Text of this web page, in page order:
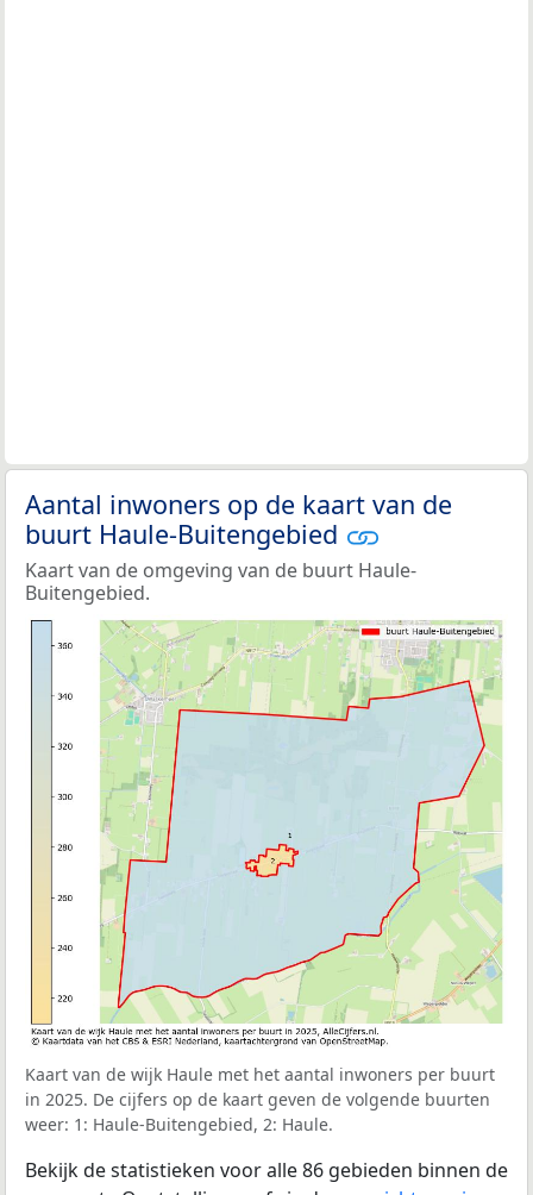
Aantal inwoners op de kaart van de
buurt Haule-Buitengebied
Kaart van de omgeving van de buurt Haule-
Buitengebied.
Kaart van de wijk Haule met het aantal inwoners per buurt
in 2025. De cijfers op de kaart geven de volgende buurten
weer: 1: Haule-Buitengebied, 2: Haule.
Bekijk de statistieken voor alle 86 gebieden binnen de